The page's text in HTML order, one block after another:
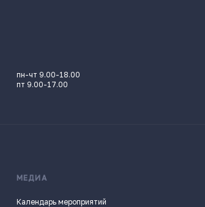
пн-чт 9.00-18.00
пт 9.00-17.00
МЕДИА
Календарь мероприятий